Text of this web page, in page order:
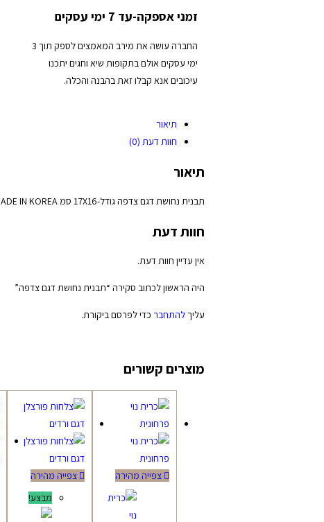
זמני אספקה-עד 7 ימי עסקים
החברה עושה את מירב המאמצים לספק תוך 3
ימי עסקים אולם בתקופות שיא וחגים יתכנו
עיכובים אנא קבלו זאת בהבנה והכלה.
תיאור
חוות דעת (0)
תיאור
תבנית נחושת דגם צדפה גודל-17X16 סמ SOLID COPPER MADE IN KOREA
חוות דעת
אין עדיין חוות דעת.
היה הראשון לכתוב סקירה “תבנית נחושת דגם צדפה”
עליךלהתחבר כדי לפרסם ביקורת.
מוצרים קשורים
צפייה מהירה
צפייה מהירה
מבצע!